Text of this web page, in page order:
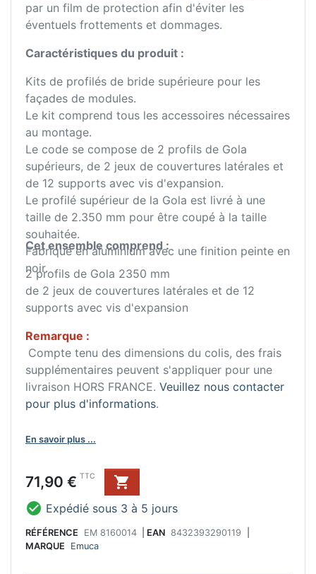
par un film de protection afin d'éviter les
éventuels frottements et dommages.
Caractéristiques du produit :
Kits de profilés de bride supérieure pour les
façades de modules.
Le kit comprend tous les accessoires nécessaires
au montage.
Le code se compose de 2 profils de Gola
supérieurs, de 2 jeux de couvertures latérales et
de 12 supports avec vis d'expansion.
Le profilé supérieur de la Gola est livré à une
taille de 2.350 mm pour être coupé à la taille
souhaitée.
Fabriqué en aluminium avec une finition peinte en
noir.
Cet ensemble comprend :
2 profils de Gola 2350 mm
de 2 jeux de couvertures latérales et de 12
supports avec vis d'expansion
Remarque :
Compte tenu des dimensions du colis, des frais
supplémentaires peuvent s'appliquer pour une
livraison HORS FRANCE. Veuillez nous contacter
pour plus d'informations.
En savoir plus ...
Prix
71,90 € TTC

 Expédié sous 3 à 5 jours
RÉFÉRENCE EM 8160014 EAN 8432393290119
MARQUE
Emuca